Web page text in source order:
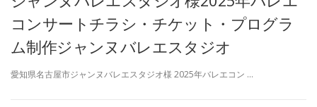
コンサートチラシ・チケット・プログラ
ム制作ジャンヌバレエスタジオ
愛知県名古屋市ジャンヌバレエスタジオ様 2025年バレエコン …